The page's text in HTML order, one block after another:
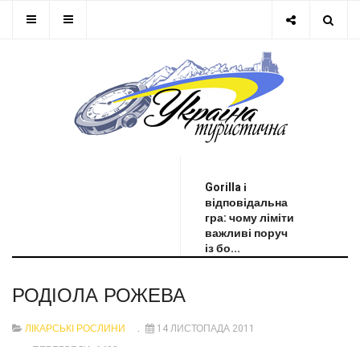
Gorilla і
відповідальна
гра: чому ліміти
важливі поруч
із бо...
РОДІОЛА РОЖЕВА
ЛІКАРСЬКІ РОСЛИНИ
14 ЛИСТОПАДА 2011